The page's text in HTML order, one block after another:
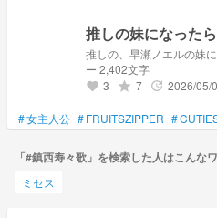
推しの妹になった
推しの、早瀬ノエルの妹
ー 2,402文字
favorite 3 grade 7 update 2026/05/
#女主人公 #FRUITSZIPPER #
「#鎮西寿々歌」を検索した人はこんな
ミセス